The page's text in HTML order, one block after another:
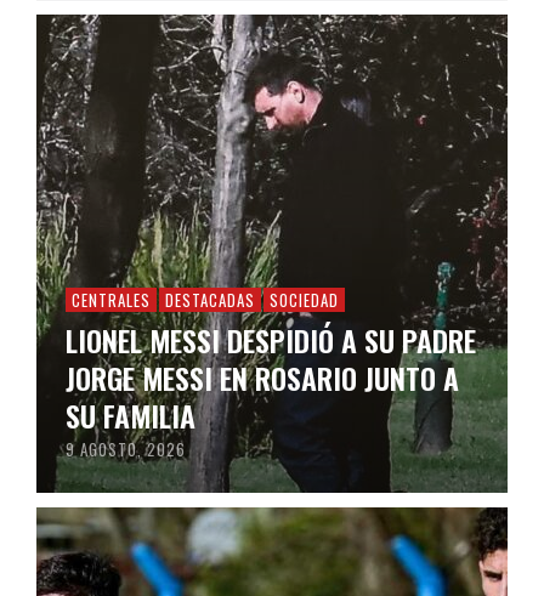
CENTRALES DESTACADAS SOCIEDAD
LIONEL MESSI DESPIDIÓ A SU PADRE
JORGE MESSI EN ROSARIO JUNTO A
SU FAMILIA
9 AGOSTO, 2026